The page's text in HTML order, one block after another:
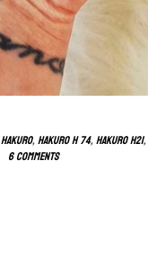
hakuro,hakuro h 74,hakuro h21,
6 Comments